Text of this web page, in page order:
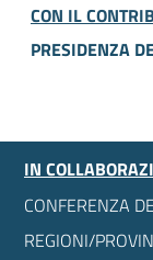
CON IL
PRESIDENZA
IN
CONFERENZA
REGIONI/